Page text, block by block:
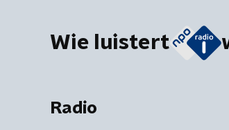
Wie luistert
Radio